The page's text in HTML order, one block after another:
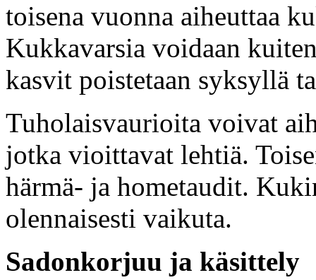
toisena vuonna aiheuttaa
Kukkavarsia voidaan
kasvit poistetaan syksyllä
Tuholaisvaurioita voivat
jotka vioittavat lehtiä.
härmä- ja hometaudit.
olennaisesti vaikuta.
Sadonkorjuu ja käsittely